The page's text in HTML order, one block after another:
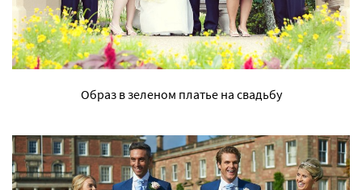
Образ в зеленом платье на свадьбу